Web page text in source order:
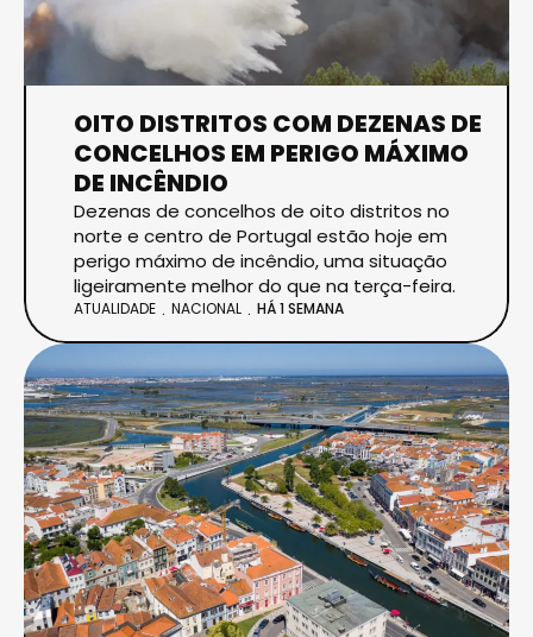
OITO DISTRITOS COM DEZENAS DE
CONCELHOS EM PERIGO MÁXIMO
DE INCÊNDIO
Dezenas de concelhos de oito distritos no
norte e centro de Portugal estão hoje em
perigo máximo de incêndio, uma situação
ligeiramente melhor do que na terça-feira.
ATUALIDADE NACIONAL HÁ 1 SEMANA